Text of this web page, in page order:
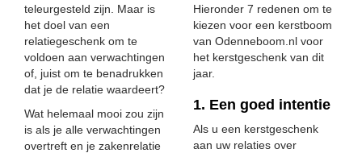
teleurgesteld zijn. Maar is
het doel van een
relatiegeschenk om te
voldoen aan verwachtingen
of, juist om te benadrukken
dat je de relatie waardeert?
Wat helemaal mooi zou zijn
is als je alle verwachtingen
overtreft en je zakenrelatie
Hieronder 7 redenen om te
kiezen voor een kerstboom
van Odenneboom.nl voor
het kerstgeschenk van dit
jaar.
1. Een goed intentie
Als u een kerstgeschenk
aan uw relaties over